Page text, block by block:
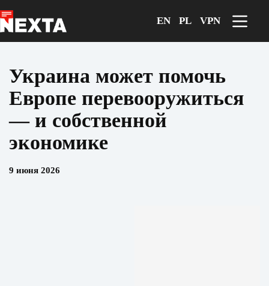
к
сути
EN PL VPN
Украина может помочь
Европе перевооружиться
— и собственной
экономике
9 июня 2026